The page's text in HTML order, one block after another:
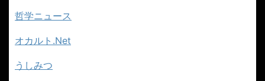
哲学ニュース
オカルト.Net
うしみつ